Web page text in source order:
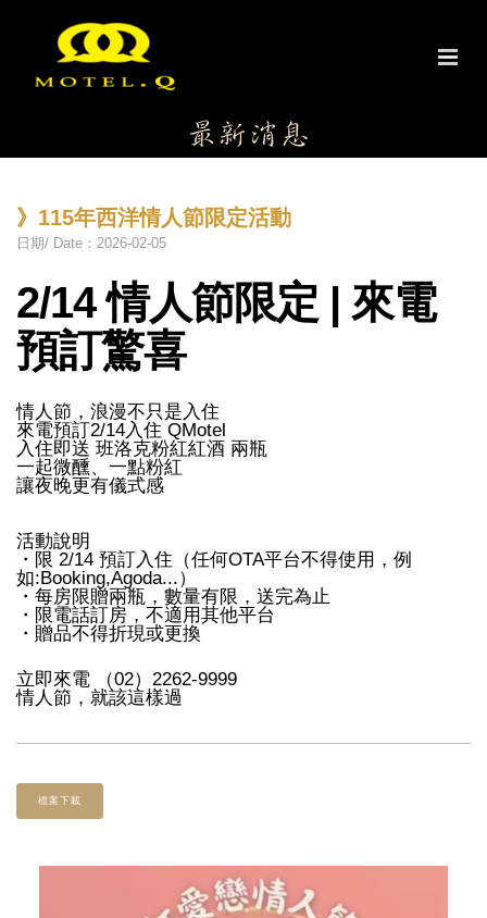
》115年西洋情人節限定活動
日期/ Date：2026-02-05
2/14 情人節限定 | 來電
預訂驚喜
情人節，浪漫不只是入住
來電預訂2/14入住 QMotel
入住即送 班洛克粉紅紅酒 兩瓶
一起微醺、一點粉紅
讓夜晚更有儀式感
活動說明
・限 2/14 預訂入住（任何OTA平台不得使用，例
如:Booking,Agoda...）
・每房限贈兩瓶，數量有限，送完為止
・限電話訂房，不適用其他平台
・贈品不得折現或更換
立即來電 （02）2262-9999
情人節，就該這樣過
檔案下載